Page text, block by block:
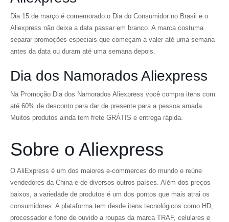
Dia 15 de março é comemorado o Dia do Consumidor no Brasil e o
Aliexpress não deixa a data passar em branco. A marca costuma
separar promoções especiais que começam a valer até uma semana
antes da data ou duram até uma semana depois.
Dia dos Namorados Aliexpress
Na Promoção Dia dos Namorados Aliexpress você compra itens com
até 60% de desconto para dar de presente para a pessoa amada.
Muitos produtos ainda tem frete GRÁTIS e entrega rápida.
Sobre o Aliexpress
O AliExpress é um dos maiores e-commerces do mundo e reúne
vendedores da China e de diversos outros países. Além dos preços
baixos, a variedade de produtos é um dos pontos que mais atrai os
consumidores. A plataforma tem desde itens tecnológicos como HD,
processador e fone de ouvido a roupas da marca TRAF, celulares e